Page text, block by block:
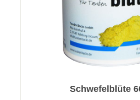
Schwefelblüte